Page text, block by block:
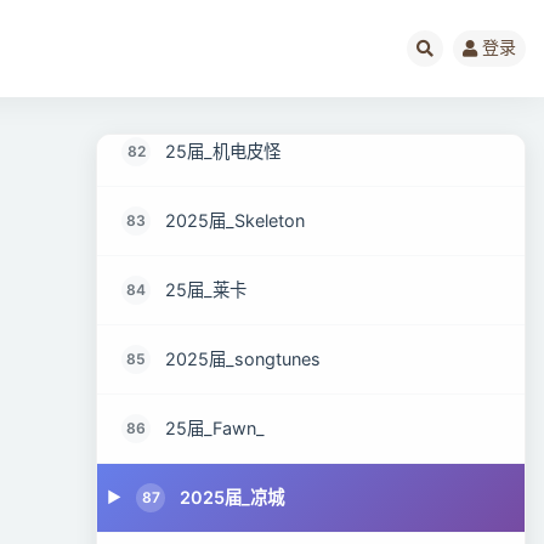
登录
82 25届_机电皮怪
83 2025届_Skeleton
84 25届_莱卡
85 2025届_songtunes
86 25届_Fawn_
87 2025届_凉城